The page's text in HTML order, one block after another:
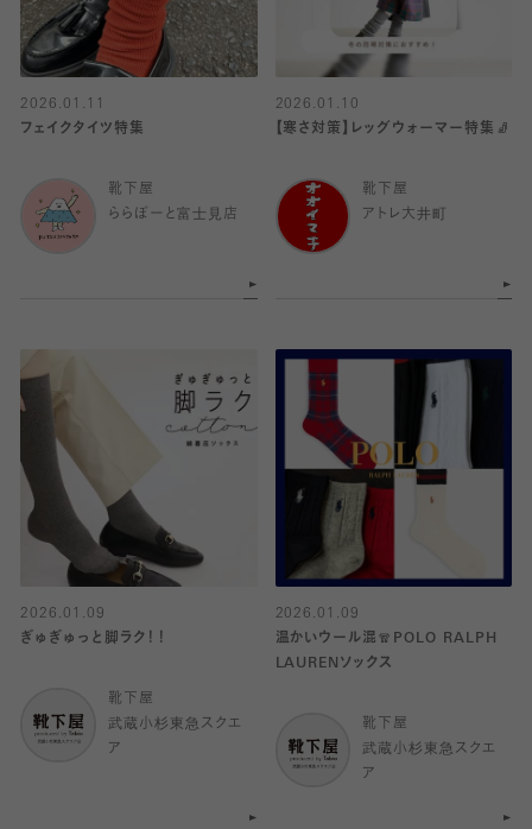
2026.01.11
フェイクタイツ特集
靴下屋
ららぽーと富士見店
2026.01.10
【寒さ対策】レッグウォーマー特集🧦
靴下屋
アトレ大井町
2026.01.09
ぎゅぎゅっと脚ラク！！
靴下屋
武蔵小杉東急スクエ
ア
2026.01.09
温かいウール混🧣POLO RALPH
LAURENソックス
靴下屋
武蔵小杉東急スクエ
ア